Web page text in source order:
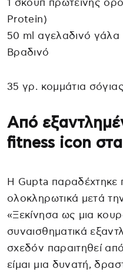
1 σκουπ πρωτεΐνης
Protein)
50 ml αγελαδινό γάλα
Βραδινό
35 γρ. κομμάτια
Από
fitness icon
Η Gupta παραδέχτηκε
ολοκληρωτικά μετά
«Ξεκίνησα ως μια
συναισθηματικά
σχεδόν παραιτηθεί
είμαι μια δυνατή,